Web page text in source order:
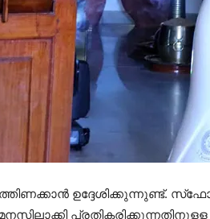
ഉദ്ദേശിക്കുന്നുണ്ട്.
പ്രതികരിക്കുന്നതിനുളള